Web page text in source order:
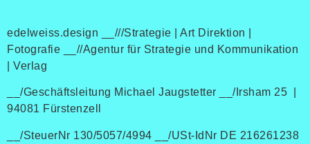
edelweiss.design __///Strategie | Art Direktion |
Fotografie __//Agentur für Strategie und Kommunikation
| Verlag
__/Geschäftsleitung Michael Jaugstetter __/Irsham 25 |
94081 Fürstenzell
__/SteuerNr 130/5057/4994 __/USt-IdNr DE 216261238